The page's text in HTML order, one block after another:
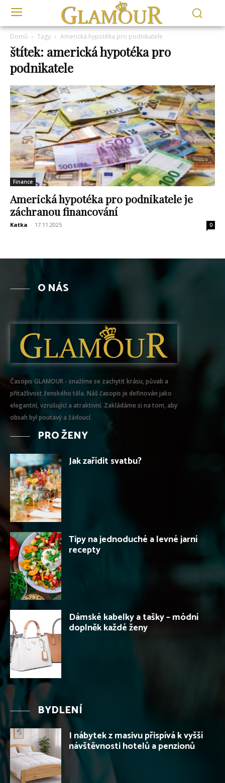
Domů Tagy Americká hypotéka pro podnikatele
štítek: americká hypotéka pro
podnikatele
Finance
Americká hypotéka pro podnikatele je
záchranou financování
Katka - 17.11.2025 0
O NÁS
Časopis GLAMOUR - snažíme se zachytit krásu, půvab a
přitažlivost ženského těla. Náš časopis je definován jako
elegantní, vzrušující a atraktivní. Zakládáme si na tom, aby
obsah byl poutavý a žádoucí.
PRO ŽENY
Jak zařídit svatbu?
Tipy na jednoduché a levné jarní
recepty
Dámské kabelky a tašky – módní
doplněk každé ženy
BYDLENÍ
I nábytek z masivu přispívá k vyšší
návštěvnosti hotelů a penzionů